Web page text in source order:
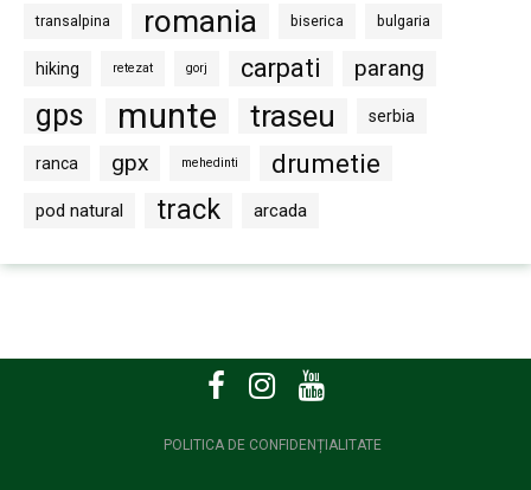
transalpina romania biserica bulgaria
hiking retezat gorj carpati parang
gps munte traseu serbia
ranca gpx mehedinti drumetie
pod natural track arcada
POLITICA DE CONFIDENȚIALITATE